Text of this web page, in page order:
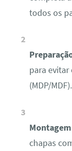
todos os
para
(MDP/MDF).
chapas